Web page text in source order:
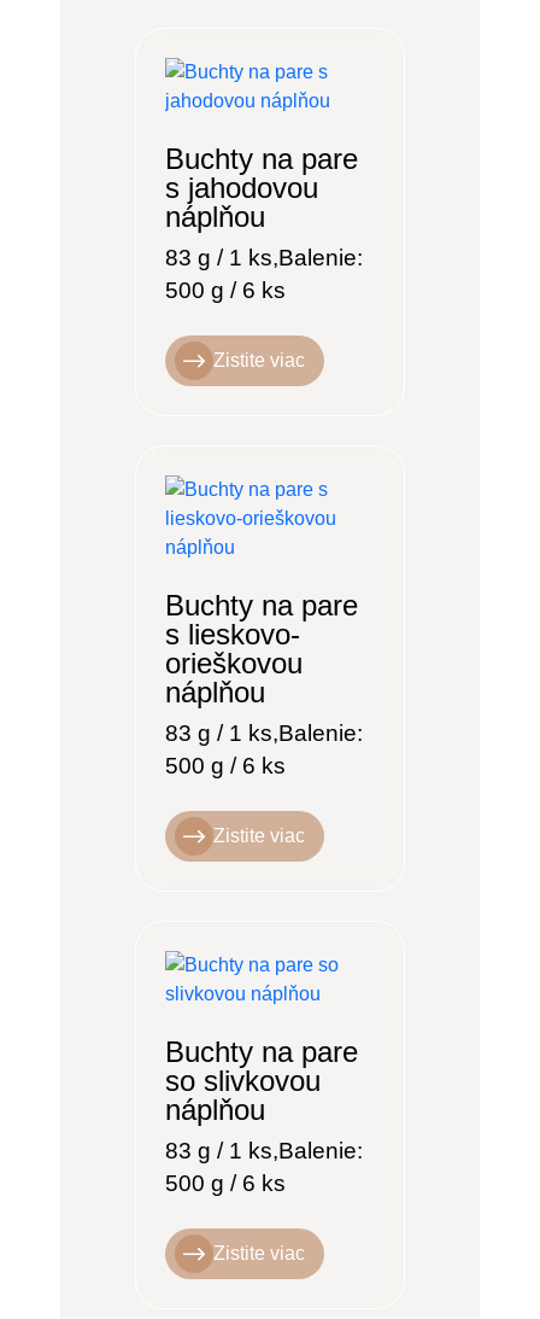
Buchty na pare
s jahodovou
náplňou
83 g / 1 ks,Balenie:
500 g / 6 ks
Zistite viac
Buchty na pare
s lieskovo-
orieškovou
náplňou
83 g / 1 ks,Balenie:
500 g / 6 ks
Zistite viac
Buchty na pare
so slivkovou
náplňou
83 g / 1 ks,Balenie:
500 g / 6 ks
Zistite viac